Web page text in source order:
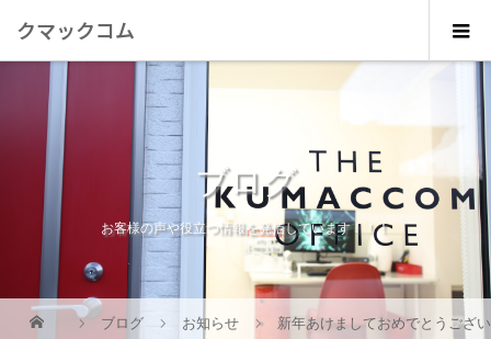
クマックコム
ブログ
お客様の声や役立つ情報を発信しています！！！
ブログ お知らせ 新年あけましておめでとうござ